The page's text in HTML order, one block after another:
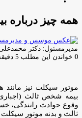
همه چیز درباره
مدیرمسئول: دکتر محمدعلی
0 خواندن این مطلب 5 دقیقه زمان میبرد
موتور سیکلت نیز مانند
بیمه شخص ثالث
وقوع حوادث رانندگی،
ثالث و بدنه موتور